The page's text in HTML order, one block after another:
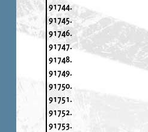
91744.
91745.
91746.
91747.
91748.
91749.
91750.
91751.
91752.
91753.